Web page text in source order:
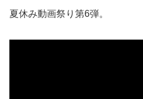
夏休み動画祭り第6弾。